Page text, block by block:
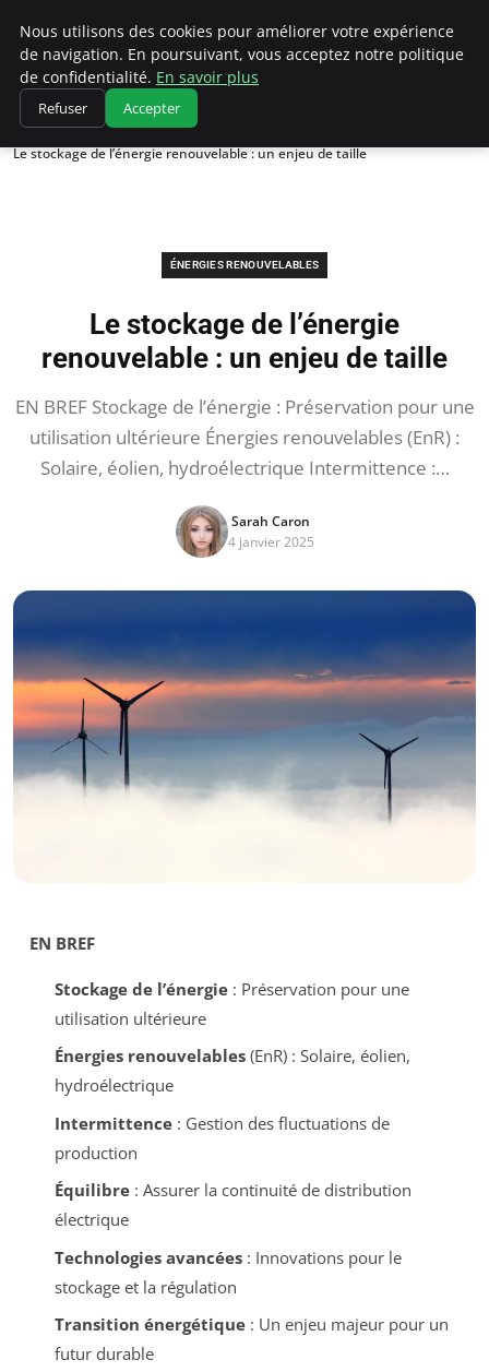
Climatedebtagents
Accueil
Énergies Renouvelables
Le stockage de l’énergie renouvelable : un enjeu de taille
ÉNERGIES RENOUVELABLES
Le stockage de l’énergie
renouvelable : un enjeu de taille
EN BREF Stockage de l’énergie : Préservation pour une
utilisation ultérieure Énergies renouvelables (EnR) :
Solaire, éolien, hydroélectrique Intermittence :…
Sarah Caron
4 janvier 2025
EN BREF
Stockage de l’énergie: Préservation pour une
utilisation ultérieure
Énergies renouvelables(EnR) : Solaire, éolien,
hydroélectrique
Intermittence: Gestion des fluctuations de
production
Équilibre: Assurer la continuité de distribution
électrique
Technologies avancées: Innovations pour le
stockage et la régulation
Transition énergétique: Un enjeu majeur pour un
futur durable
Nous utilisons des cookies pour améliorer votre expérience
de navigation. En poursuivant, vous acceptez notre politique
de confidentialité. En savoir plus
Refuser Accepter